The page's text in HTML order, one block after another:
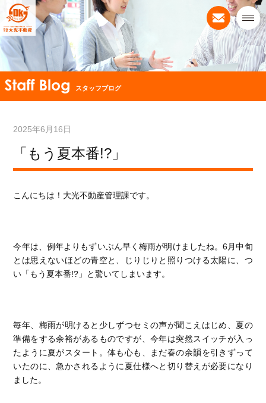
スタッフブログ
2025年6月16日
「もう夏本番!?」
こんにちは！大光不動産管理課です。
今年は、例年よりもずいぶん早く梅雨が明けましたね。6月中旬
とは思えないほどの青空と、じりじりと照りつける太陽に、つ
い「もう夏本番!?」と驚いてしまいます。
毎年、梅雨が明けると少しずつセミの声が聞こえはじめ、夏の
準備をする余裕があるものですが、今年は突然スイッチが入っ
たように夏がスタート。体も心も、まだ春の余韻を引きずって
いたのに、急かされるように夏仕様へと切り替えが必要になり
ました。